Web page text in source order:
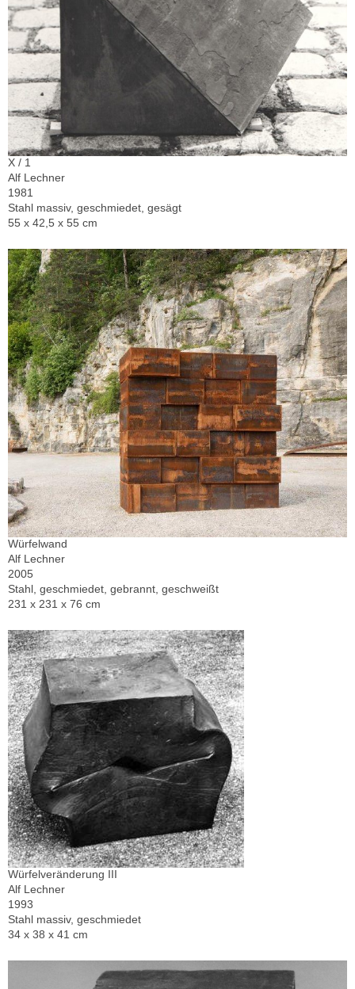
X / 1
Alf Lechner
1981
Stahl massiv, geschmiedet, gesägt
55 x 42,5 x 55 cm
Würfelwand
Alf Lechner
2005
Stahl, geschmiedet, gebrannt, geschweißt
231 x 231 x 76 cm
Würfelveränderung III
Alf Lechner
1993
Stahl massiv, geschmiedet
34 x 38 x 41 cm